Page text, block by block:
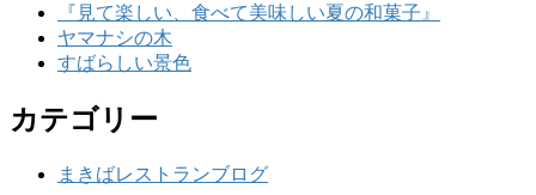
『見て楽しい、食べて美味しい夏の和菓子』
ヤマナシの木
すばらしい景色
カテゴリー
まきばレストランブログ